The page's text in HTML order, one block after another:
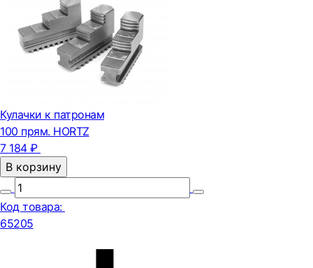
Кулачки к патронам
100 прям. HORTZ
7 184 ₽
В корзину
Код товара:
65205